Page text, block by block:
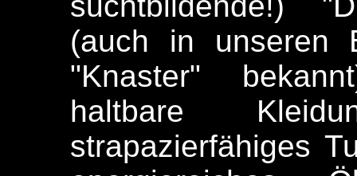
(auch in unseren
"Knaster"
haltbare
strapazierfähiges